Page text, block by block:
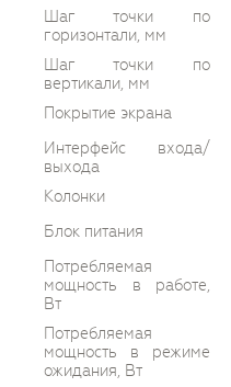
Шаг точки по
горизонтали, мм
Шаг точки по
вертикали, мм
Покрытие экрана
Интерфейс входа/
выхода
Колонки
Блок питания
Потребляемая
мощность в работе,
Вт
Потребляемая
мощность в режиме
ожидания, Вт